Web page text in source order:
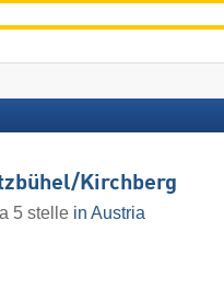
​Kirchberg
5 stelle in Austria